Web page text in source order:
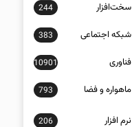
سخت‌افزار 244
شبكه اجتماعی 383
فناوری 10901
ماهواره و فضا 793
نرم افزار 206